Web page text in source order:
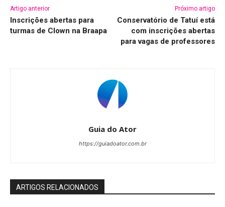
Artigo anterior
Inscrições abertas para
turmas de Clown na Braapa
Próximo artigo
Conservatório de Tatuí está
com inscrições abertas
para vagas de professores
Guia do Ator
https://guiadoator.com.br
ARTIGOS RELACIONADOS